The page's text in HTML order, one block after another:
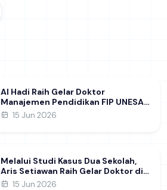
Al Hadi Raih Gelar Doktor
Manajemen Pendidikan FIP UNESA
melalui Riset Pembentukan
15 Jun 2026
Melalui Studi Kasus Dua Sekolah,
Aris Setiawan Raih Gelar Doktor di
FIP UNESA Usai Kupas Manajemen
15 Jun 2026